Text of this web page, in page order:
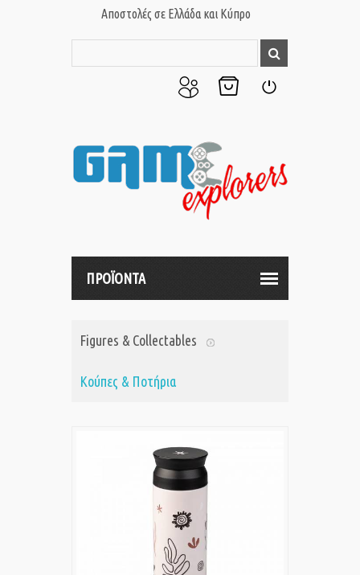
Αποστολές σε Ελλάδα και Κύπρο
μου
ΠΡΟΪΟΝΤΑ
Figures & Collectables
Κούπες & Ποτήρια